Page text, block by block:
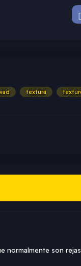
textura
normalmente son